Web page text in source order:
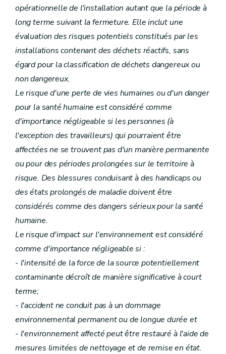
opérationnelle de l'installation autant que la période à
long terme suivant la fermeture. Elle inclut une
évaluation des risques potentiels constitués par les
installations contenant des déchets réactifs, sans
égard pour la classification de déchets dangereux ou
non dangereux.
Le risque d'une perte de vies humaines ou d'un danger
pour la santé humaine est considéré comme
d'importance négligeable si les personnes (à
l'exception des travailleurs) qui pourraient être
affectées ne se trouvent pas d'un manière permanente
ou pour des périodes prolongées sur le territoire à
risque. Des blessures conduisant à des handicaps ou
des états prolongés de maladie doivent être
considérés comme des dangers sérieux pour la santé
humaine.
Le risque d'impact sur l'environnement est considéré
comme d'importance négligeable si :
- l'intensité de la force de la source potentiellement
contaminante décroît de manière significative à court
terme;
- l'accident ne conduit pas à un dommage
environnemental permanent ou de longue durée et
- l'environnement affecté peut être restauré à l'aide de
mesures limitées de nettoyage et de remise en état.